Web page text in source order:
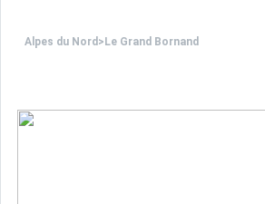
Alpes du Nord > Le Grand Bornand